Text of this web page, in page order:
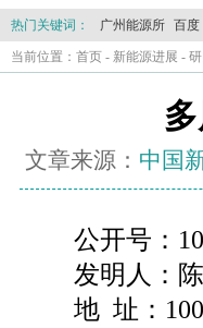
热门关键词： 广州能源所 百度
当前位置： 首页 - 新能源进展 -
文章来源： 中国
公开号：
发明人：
地 址：